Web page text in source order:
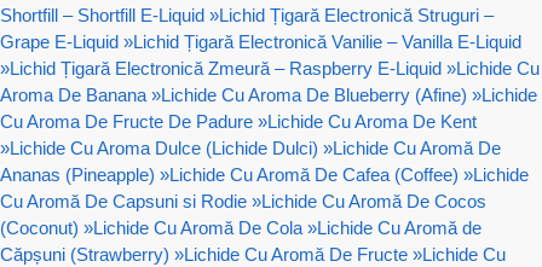
Shortfill – Shortfill E-Liquid »Lichid Țigară Electronică Struguri –
Grape E-Liquid »Lichid Țigară Electronică Vanilie – Vanilla E-Liquid
»Lichid Țigară Electronică Zmeură – Raspberry E-Liquid »Lichide Cu
Aroma De Banana »Lichide Cu Aroma De Blueberry (Afine) »Lichide
Cu Aroma De Fructe De Padure »Lichide Cu Aroma De Kent
»Lichide Cu Aroma Dulce (Lichide Dulci) »Lichide Cu Aromă De
Ananas (Pineapple) »Lichide Cu Aromă De Cafea (Coffee) »Lichide
Cu Aromă De Capsuni si Rodie »Lichide Cu Aromă De Cocos
(Coconut) »Lichide Cu Aromă De Cola »Lichide Cu Aromă de
Căpșuni (Strawberry) »Lichide Cu Aromă De Fructe »Lichide Cu